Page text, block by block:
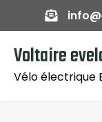
to
content
Voltaire
Vélo électrique